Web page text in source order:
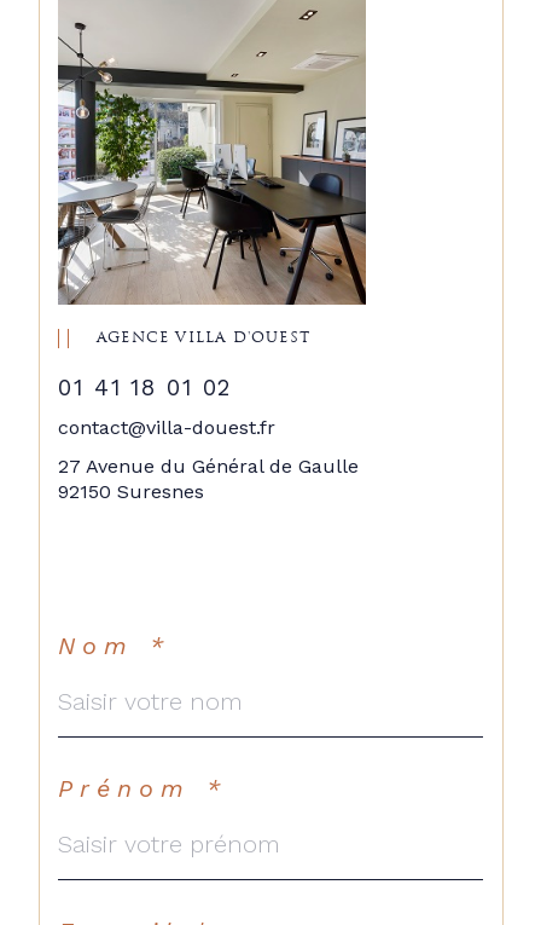
AGENCE VILLA D'OUEST
01 41 18 01 02
contact@villa-douest.fr
27 Avenue du Général de Gaulle
92150 Suresnes
Nom *
Prénom *